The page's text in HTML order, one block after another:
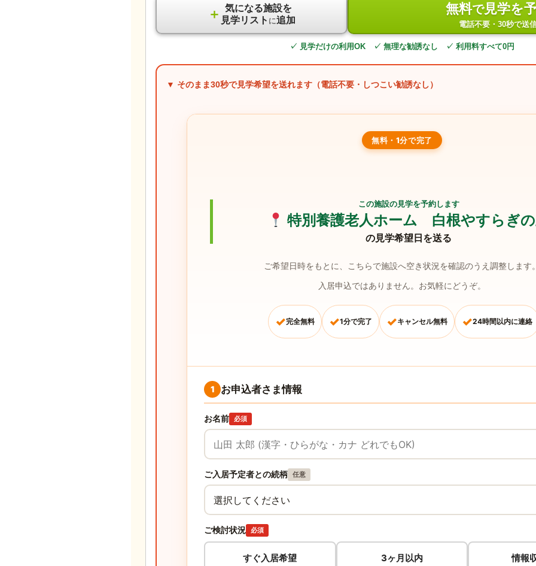
＋
気になる施設を
見学リスト に追加
無料で見学を
電話不要・30秒で送
✓ 見学だけの利用OK ✓ 無理な勧誘なし ✓ 利用料すべて0円
▼ そのまま30秒で見学希望を送れます（電話不要・しつこい勧誘なし）
無料・1分で完了
この施設の見学を予約します
特別養護老人ホーム 白根やすらぎ
の見学希望日を送る
ご希望日時をもとに、こちらで施設へ空き状況を確認のうえ調整します
入居申込ではありません。お気軽にどうぞ。
✓完全無料 ✓1分で完了 ✓キャンセル無料 ✓24時間以内に連絡
1 お申込者さま情報
お名前 必須
ご入居予定者との続柄 任意
ご検討状況 必須
すぐ入居希望 3ヶ月以内 情報